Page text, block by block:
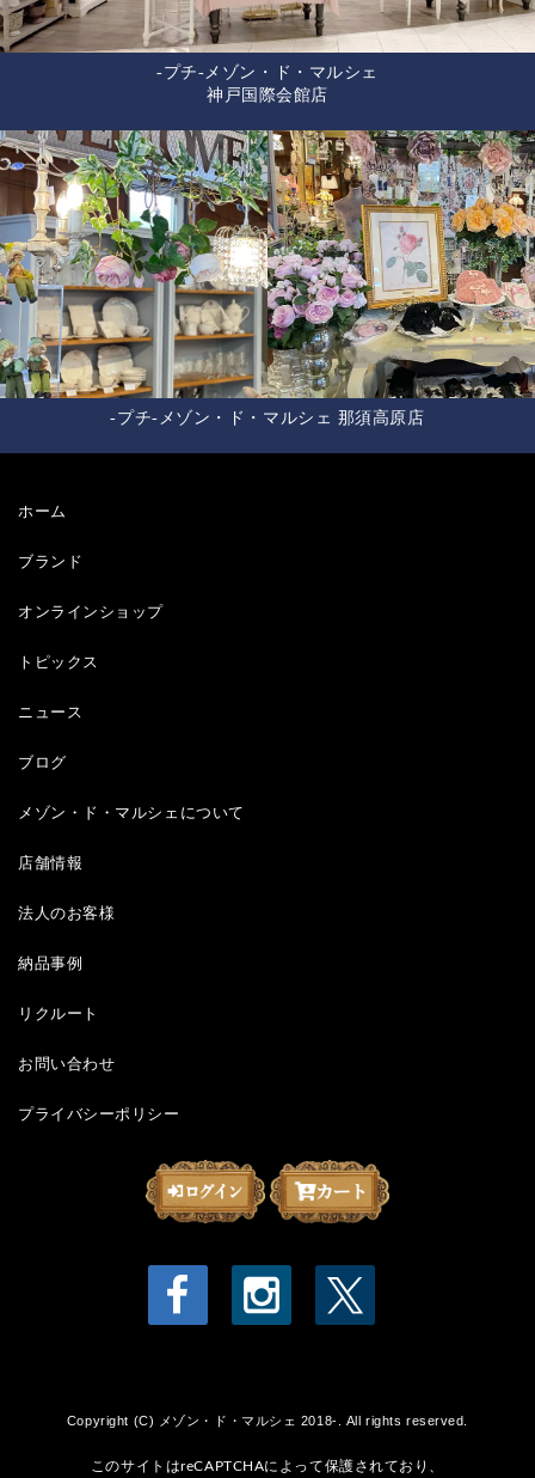
-プチ-メゾン・ド・マルシェ
神戸国際会館店
-プチ-メゾン・ド・マルシェ 那須高原店
ホーム
ブランド
オンラインショップ
トピックス
ニュース
ブログ
メゾン・ド・マルシェについて
店舗情報
法人のお客様
納品事例
リクルート
お問い合わせ
プライバシーポリシー
Copyright (C) メゾン・ド・マルシェ 2018-. All rights reserved.
このサイトはreCAPTCHAによって保護されており、